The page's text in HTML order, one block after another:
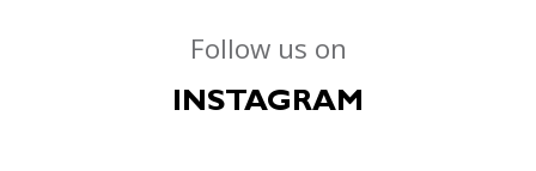
Follow us on
INSTAGRAM